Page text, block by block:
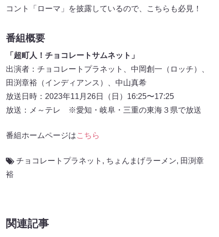
コント「ローマ」を披露しているので、こちらも必見！
番組概要
「超町人！チョコレートサムネット」
出演者：チョコレートプラネット、中岡創一（ロッチ）、
田渕章裕（インディアンス）、中山真希
放送日時：2023年11月26日（日）16:25〜17:25
放送：メ～テレ ※愛知・岐阜・三重の東海３県で放送
番組ホームページはこちら
チョコレートプラネット , ちょんまげラーメン, 田渕章
裕
関連記事